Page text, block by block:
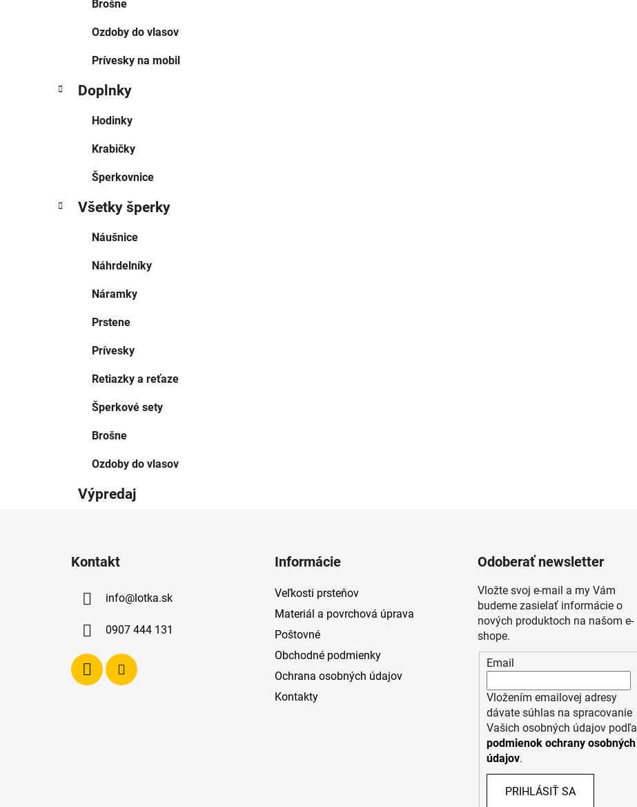
Brošne
Ozdoby do vlasov
Prívesky na mobil
Doplnky
Hodinky
Krabičky
Šperkovnice
Všetky šperky
Náušnice
Náhrdelníky
Náramky
Prstene
Prívesky
Retiazky a reťaze
Šperkové sety
Brošne
Ozdoby do vlasov
Výpredaj
Kontakt
info@lotka.sk
0907 444 131
Informácie
Veľkosti prsteňov
Materiál a povrchová úprava
Poštovné
Obchodné podmienky
Ochrana osobných údajov
Kontakty
Odoberať newsletter
Vložte svoj e-mail a my Vám
budeme zasielať informácie o
nových produktoch na našom e-
shope.
Email
Vložením emailovej adresy
dávate súhlas na spracovanie
Vašich osobných údajov podľa
podmienok ochrany osobných
údajov.
PRIHLÁSIŤ SA